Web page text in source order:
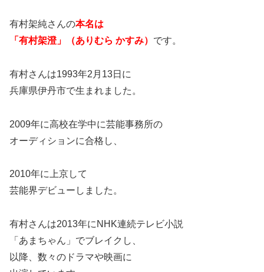
有村架純さんの本名は
「有村架澄」（ありむら かすみ） です。
有村さんは1993年2月13日に
兵庫県伊丹市で生まれました。
2009年に高校在学中に芸能事務所の
オーディションに合格し、
2010年に上京して
芸能界デビューしました。
有村さんは2013年にNHK連続テレビ小説
「あまちゃん」でブレイクし、
以降、数々のドラマや映画に